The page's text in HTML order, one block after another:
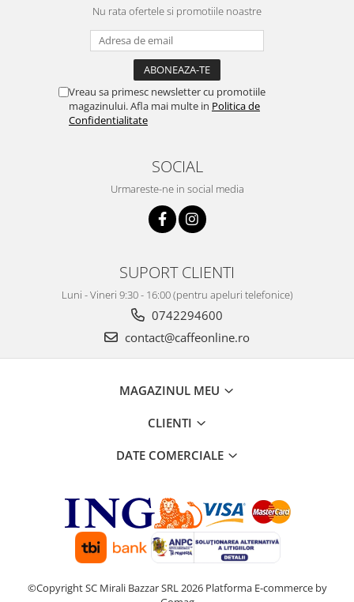
Nu rata ofertele si promotiile noastre
Vreau sa primesc newsletter cu promotiile
magazinului. Afla mai multe in Politica de
Confidentialitate
SOCIAL
Urmareste-ne in social media
SUPORT CLIENTI
Luni - Vineri 9:30 - 16:00 (pentru apeluri telefonice)
0742294600
contact@caffeonline.ro
MAGAZINUL MEU
CLIENTI
DATE COMERCIALE
©Copyright SC Mirali Bazzar SRL 2026 Platforma E-commerce by